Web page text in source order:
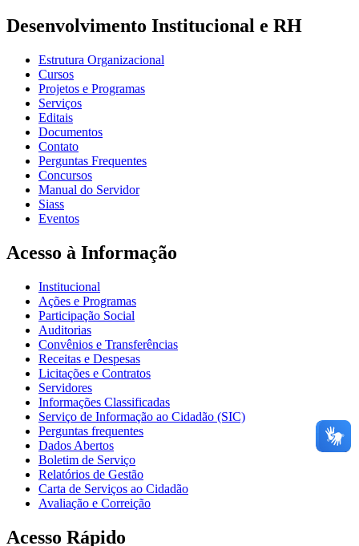
Desenvolvimento Institucional e RH
Estrutura Organizacional
Cursos
Projetos e Programas
Serviços
Editais
Documentos
Contato
Perguntas Frequentes
Concursos
Manual do Servidor
Siass
Eventos
Acesso à Informação
Institucional
Ações e Programas
Participação Social
Auditorias
Convênios e Transferências
Receitas e Despesas
Licitações e Contratos
Servidores
Informações Classificadas
Serviço de Informação ao Cidadão (SIC)
Perguntas frequentes
Dados Abertos
Boletim de Serviço
Relatórios de Gestão
Carta de Serviços ao Cidadão
Avaliação e Correição
Acesso Rápido